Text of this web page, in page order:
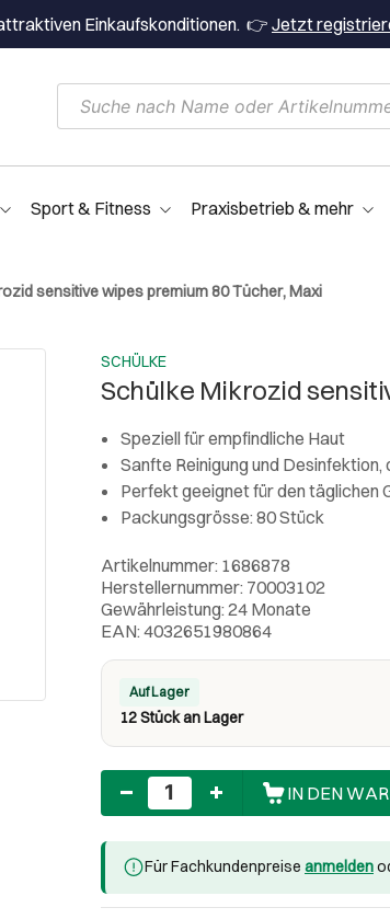
Einkaufskonditionen. 👉Jetzt
Sport & Fitness Praxisbetrieb & mehr
sensitive wipes premium 80 Tücher, Maxi
SCHÜLKE
Schülke Mikrozid
Speziell für empfindliche Haut
Sanfte Reinigung und Desinfektion,
Perfekt geeignet für den täglichen
Packungsgrösse: 80 Stück
Artikelnummer: 1686878
Herstellernummer: 70003102
Gewährleistung: 24 Monate
EAN: 4032651980864
Auf Lager
12 Stück an Lager
Anzahl
IN DEN
Für Fachkundenpreise anmelden